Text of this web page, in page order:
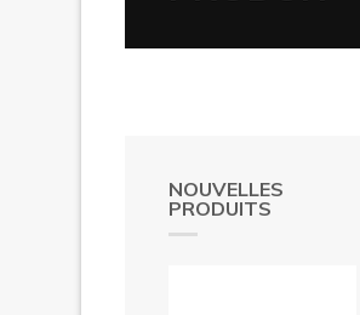
NOUVELLES
PRODUITS